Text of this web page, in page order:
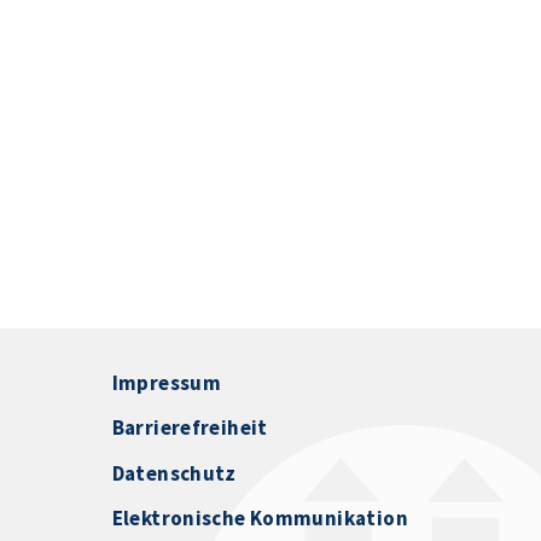
Impressum
Barrierefreiheit
Datenschutz
Elektronische Kommunikation